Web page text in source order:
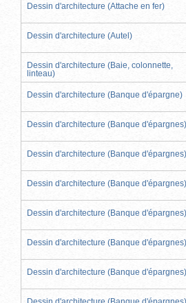
Dessin d'architecture (Attache en fer)
Dessin d'architecture (Autel)
Dessin d'architecture (Baie, colonnette,
linteau)
Dessin d'architecture (Banque d'épargne)
Dessin d'architecture (Banque d'épargnes)
Dessin d'architecture (Banque d'épargnes)
Dessin d'architecture (Banque d'épargnes)
Dessin d'architecture (Banque d'épargnes)
Dessin d'architecture (Banque d'épargnes)
Dessin d'architecture (Banque d'épargnes)